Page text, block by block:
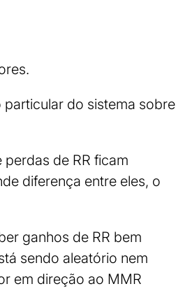
do sistema sobre
de RR ficam
diferença entre eles, o
ganhos de RR bem
sendo aleatório nem
em direção ao MMR